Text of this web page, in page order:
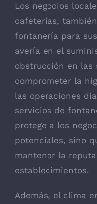
Los negocios
cafeterías,
fontanería para
avería en el
obstrucción en las
comprometer la
las operaciones
servicios de
protege a los
potenciales, sino
mantener la
establecimientos.
Además, el clima